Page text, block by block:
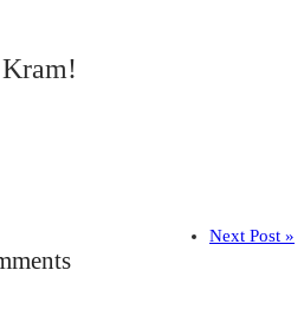
Kram!
Next Post »